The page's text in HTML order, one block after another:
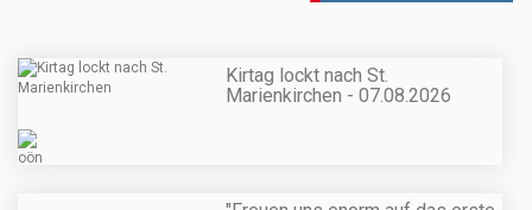
Kirtag lockt nach St.
Marienkirchen - 07.08.2026